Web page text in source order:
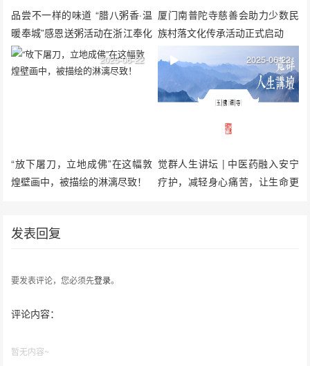
品尝不一样的味道 “腊八粥香·温
暖奉城”感恩送粥活动在浙江奉化
举行
厦门南普陀寺慈善会助力少数民
族村落文化传承活动正式启动
“放下屠刀，立地成佛”在这幅敦
煌壁画中，被描绘的淋漓尽致！
2025-06-22
觉群人生讲坛 | 中医药融入安宁
疗护，减轻身心痛苦，让生命更
2025-06-22
发表回复
要发表评论，您必须先登录。
评论内容：
暂无内容~